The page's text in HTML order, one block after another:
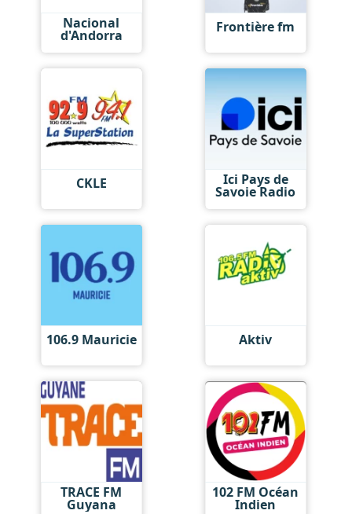
Nacional
d'Andorra Frontière fm
CKLE Ici Pays de
Savoie Radio
106.9 Mauricie Aktiv
TRACE FM
Guyana
102 FM Océan
Indien